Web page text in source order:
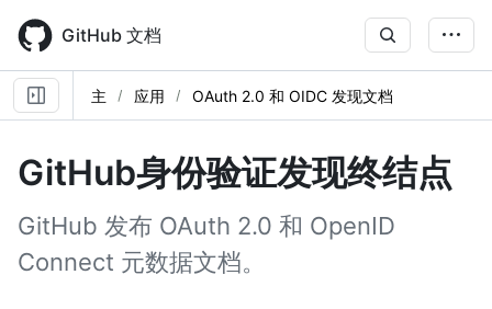
main
content
GitHub 文档
主 应用 OAuth 2.0 和 OIDC 发现文档
GitHub身份验证发现终结点
GitHub 发布 OAuth 2.0 和 OpenID
Connect 元数据文档。